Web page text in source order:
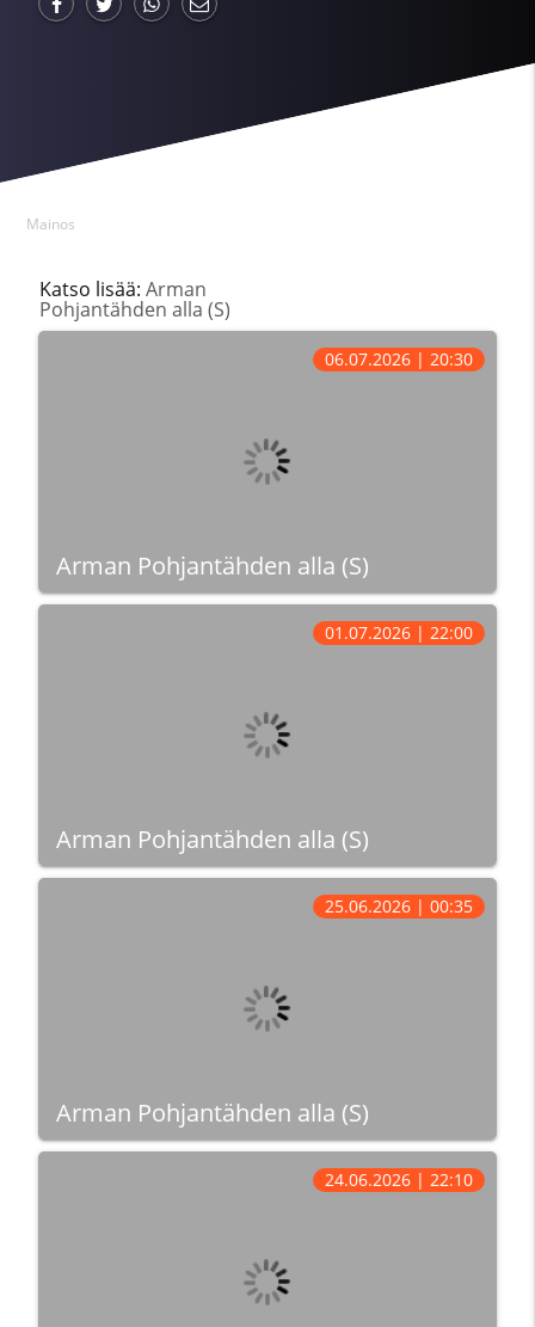
Mainos
Katso lisää: Arman
Pohjantähden alla (S)
Arman Pohjantähden alla (S)
06.07.2026 | 20:30
Arman Pohjantähden alla (S)
01.07.2026 | 22:00
Arman Pohjantähden alla (S)
25.06.2026 | 00:35
24.06.2026 | 22:10